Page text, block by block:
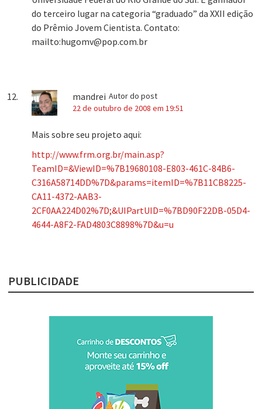
do terceiro lugar na categoria “graduado” da XXII edição
do Prêmio Jovem Cientista. Contato:
mailto:hugomv@pop.com.br
mandrei Autor do post
22 de outubro de 2008 em 19:51
Mais sobre seu projeto aqui:
http://www.frm.org.br/main.asp?
TeamID=&ViewID=%7B19680108-E803-461C-84B6-
C316A58714DD%7D&params=itemID=%7B11CB8225-
CA11-4372-AAB3-
2CF0AA224D02%7D;&UIPartUID=%7BD90F22DB-05D4-
4644-A8F2-FAD4803C8898%7D&u=u
PUBLICIDADE